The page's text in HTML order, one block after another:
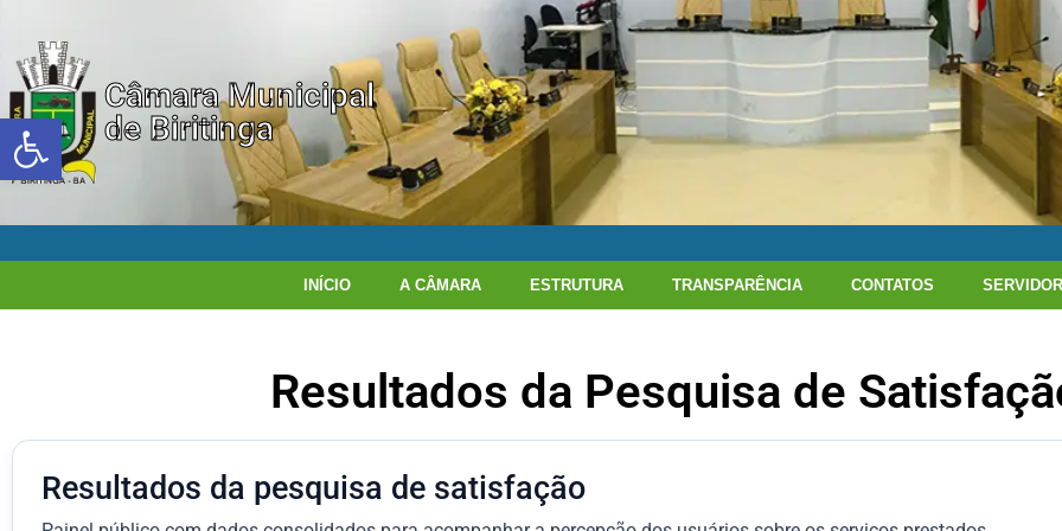
Câmara Municipal
de Biritinga
INÍCIO A CÂMARA ESTRUTURA TRANSPARÊNCIA CONTATOS
Resultados da Pesquisa de
Resultados da pesquisa de satisfação
Abrir a barra de ferramentas